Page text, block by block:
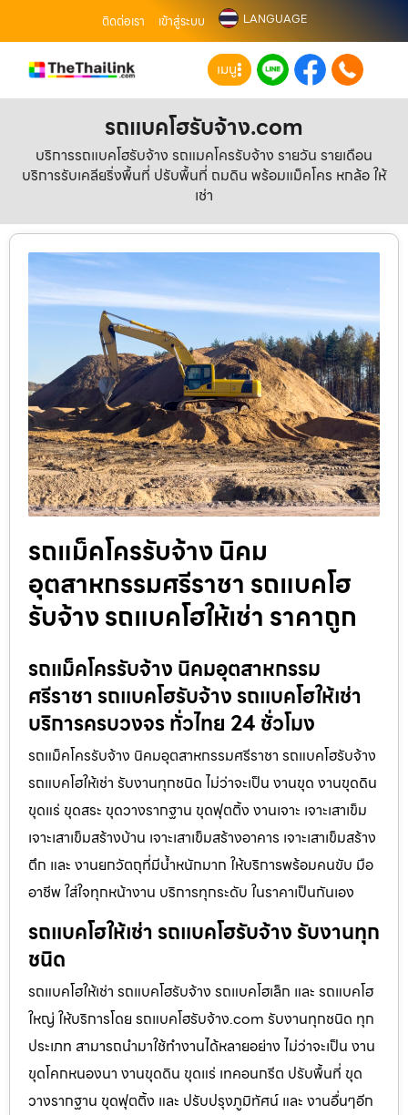
ติดต่อเรา เข้าสู่ระบบ LANGUAGE
เมนู
รถแบคโฮรับจ้าง.com
บริการรถแบคโฮรับจ้าง รถแมคโครรับจ้าง รายวัน รายเดือน
บริการรับเคลียริ่งพื้นที่ ปรับพื้นที่ ถมดิน พร้อมแม็คโคร หกล้อ ให้
เช่า
รถแม็คโครรับจ้าง นิคม
อุตสาหกรรมศรีราชา รถแบคโฮ
รับจ้าง รถแบคโฮให้เช่า ราคาถูก
รถแม็คโครรับจ้าง นิคมอุตสาหกรรม
ศรีราชา รถแบคโฮรับจ้าง รถแบคโฮให้เช่า
บริการครบวงจร ทั่วไทย 24 ชั่วโมง
รถแม็คโครรับจ้าง นิคมอุตสาหกรรมศรีราชา รถแบคโฮรับจ้าง
รถแบคโฮให้เช่า รับงานทุกชนิด ไม่ว่าจะเป็น งานขุด งานขุดดิน
ขุดแร่ ขุดสระ ขุดวางรากฐาน ขุดฟุตติ้ง งานเจาะ เจาะเสาเข็ม
เจาะเสาเข็มสร้างบ้าน เจาะเสาเข็มสร้างอาคาร เจาะเสาเข็มสร้าง
ตึก และ งานยกวัตถุที่มีน้ำหนักมาก ให้บริการพร้อมคนขับ มือ
อาชีพ ใส่ใจทุกหน้างาน บริการทุกระดับ ในราคาเป็นกันเอง
รถแบคโฮให้เช่า รถแบคโฮรับจ้าง รับงานทุก
ชนิด
รถแบคโฮให้เช่า รถแบคโฮรับจ้าง รถแบคโฮเล็ก และ รถแบคโฮ
ใหญ่ ให้บริการโดย รถแบคโฮรับจ้าง.com รับงานทุกชนิด ทุก
ประเภท สามารถนำมาใช้ทำงานได้หลายอย่าง ไม่ว่าจะเป็น งาน
ขุดโคกหนองนา งานขุดดิน ขุดแร่ เทคอนกรีต ปรับพื้นที่ ขุด
วางรากฐาน ขุดฟุตติ้ง และ ปรับปรุงภูมิทัศน์ และ งานอื่นๆอีก